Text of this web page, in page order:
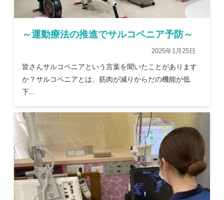
～運動療法の推進でサルコペニア予防～
2025年1月25日
皆さんサルコペニアという言葉を聞いたことがあります
か？サルコペニアとは、筋肉が減りからだの機能が低
下...